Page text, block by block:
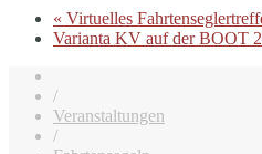
« Virtuelles
Varianta KV auf der BOOT
/
Veranstaltungen
/